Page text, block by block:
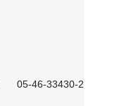
05-46-33430-2601